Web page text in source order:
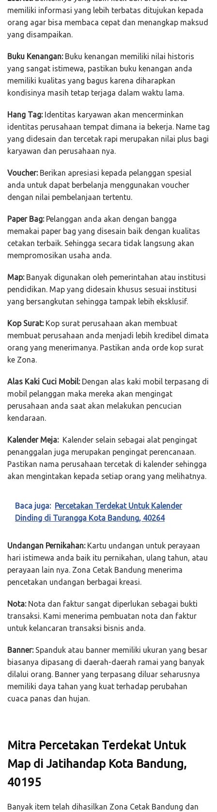
memiliki informasi yang lebih terbatas ditujukan kepada
orang agar bisa membaca cepat dan menangkap maksud
yang disampaikan.
Buku Kenangan:Buku kenangan memiliki nilai historis
yang sangat istimewa, pastikan buku kenangan anda
memiliki kualitas yang bagus karena diharapkan
kondisinya masih tetap terjaga dalam waktu lama.
Hang Tag:Identitas karyawan akan mencerminkan
identitas perusahaan tempat dimana ia bekerja. Name tag
yang didesain dan tercetak rapi merupakan nilai plus bagi
karyawan dan perusahaan nya.
Voucher:Berikan apresiasi kepada pelanggan spesial
anda untuk dapat berbelanja menggunakan voucher
dengan nilai pembelanjaan tertentu.
Paper Bag:Pelanggan anda akan dengan bangga
memakai paper bag yang disesain baik dengan kualitas
cetakan terbaik. Sehingga secara tidak langsung akan
mempromosikan usaha anda.
Map:Banyak digunakan oleh pemerintahan atau institusi
pendidikan. Map yang didesain khusus sesuai institusi
yang bersangkutan sehingga tampak lebih eksklusif.
Kop Surat:Kop surat perusahaan akan membuat
membuat perusahaan anda menjadi lebih kredibel dimata
orang yang menerimanya. Pastikan anda orde kop surat
ke Zona.
Alas Kaki Cuci Mobil:Dengan alas kaki mobil terpasang di
mobil pelanggan maka mereka akan mengingat
perusahaan anda saat akan melakukan pencucian
kendaraan.
Kalender Meja:Kalender selain sebagai alat pengingat
penanggalan juga merupakan pengingat perencanaan.
Pastikan nama perusahaan tercetak di kalender sehingga
akan mengintakan kepada setiap orang yang melihatnya.
Baca juga: Percetakan Terdekat Untuk Kalender
Dinding di Turangga Kota Bandung, 40264
Undangan Pernikahan:Kartu undangan untuk perayaan
hari istimewa anda baik itu pernikahan, ulang tahun, atau
perayaan lain nya. Zona Cetak Bandung menerima
pencetakan undangan berbagai kreasi.
Nota:Nota dan faktur sangat diperlukan sebagai bukti
transaksi. Kami menerima pembuatan nota dan faktur
untuk kelancaran transaksi bisnis anda.
Banner:Spanduk atau banner memiliki ukuran yang besar
biasanya dipasang di daerah-daerah ramai yang banyak
dilalui orang. Banner yang terpasang diluar seharusnya
memiliki daya tahan yang kuat terhadap perubahan
cuaca panas dan hujan.
Mitra Percetakan Terdekat Untuk
Map di Jatihandap Kota Bandung,
40195
Banyak item telah dihasilkan Zona Cetak Bandung dan